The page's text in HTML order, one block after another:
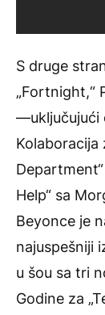
S druge
„Fortnight,“
—uključujući
Kolaboracija
Help“ sa
Beyonce je
najuspešniji
u šou sa tri
Godine za